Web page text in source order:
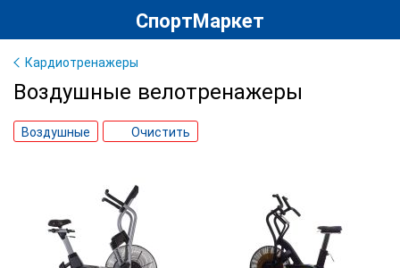
СпортМаркет
Кардиотренажеры
Воздушные велотренажеры
Воздушные Очистить